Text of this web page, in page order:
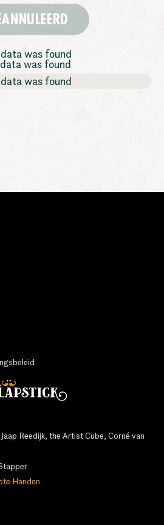
was found
was found
was found
Jaap Reedijk, the Artist Cube, Corné van
Handen